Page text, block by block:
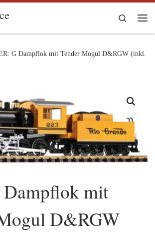
Search
G Dampflok mit Tender Mogul D&RGW (inkl.
mit
D&RGW